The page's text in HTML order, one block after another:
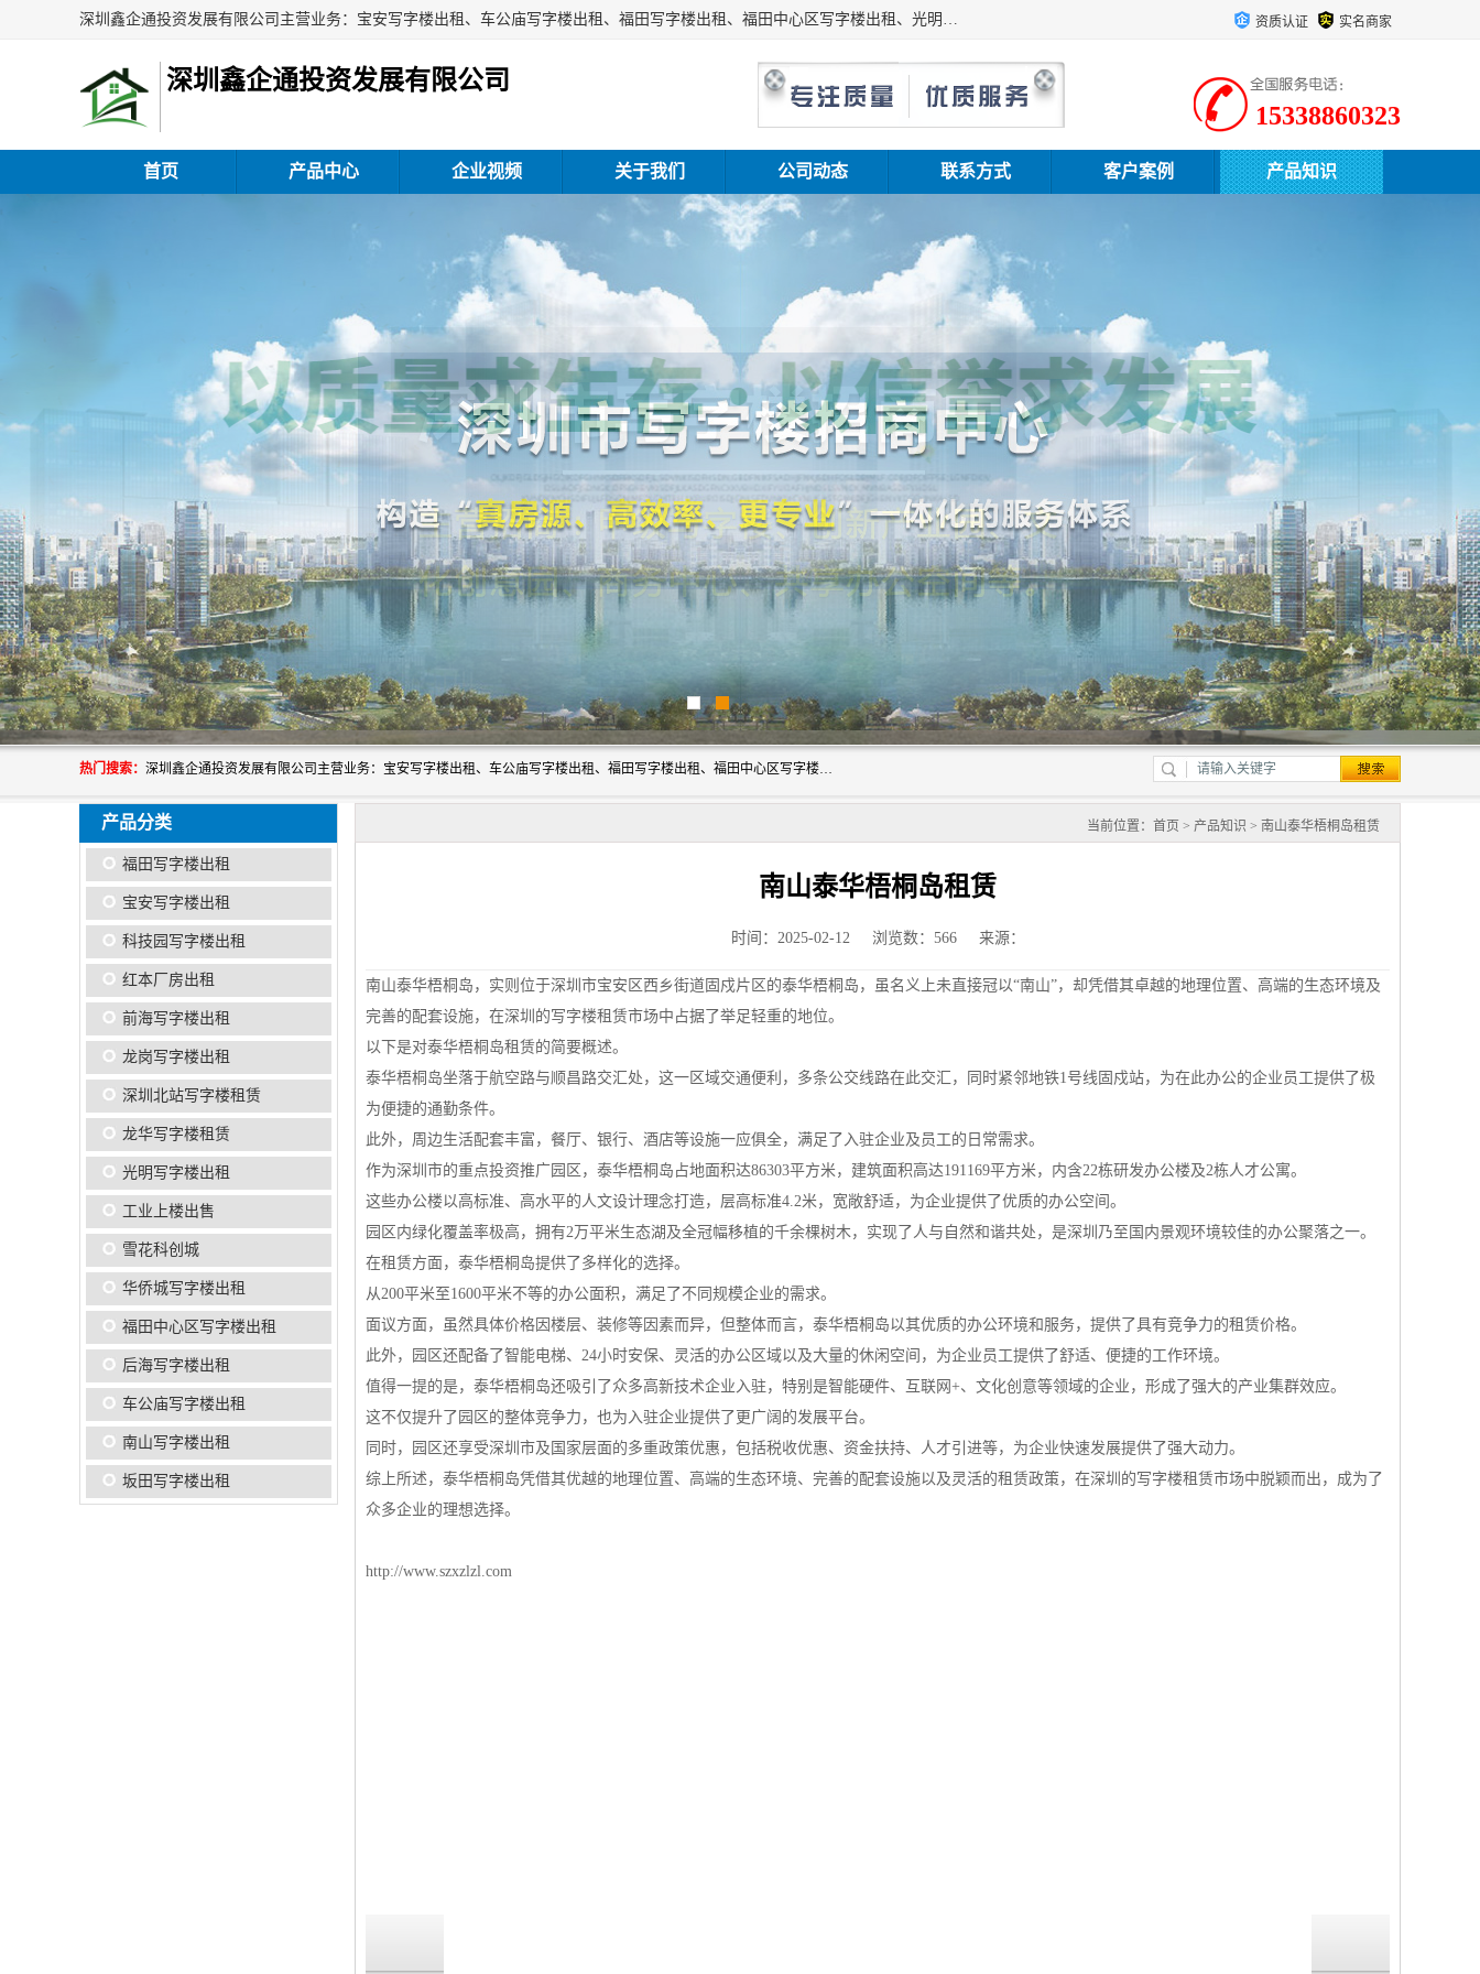
深圳鑫企通投资发展有限公司主营业务：宝安写字楼出租、车公庙写字楼出租、福田写字楼出租、福田中心区写字楼出租、光明写字楼出租、后海写字楼出租、科技园写字楼出租、南山写字楼出租等。公司专注为写字楼提供整体解决方案的化服务，依托于长期的写字楼线下运营经验和积累，以及丰富的互联网从业经验，拥有完善的服务架构体系、丰富的行业经验、与充分的销售资源。 资质认证 实名商家
深圳鑫企通投资发展有限公司
15338860323
首页 产品中心 企业视频 关于我们 公司动态 联系方式 客户案例 产品知识
热门搜索： 深圳鑫企通投资发展有限公司主营业务：宝安写字楼出租、车公庙写字楼出租、福田写字楼出租、福田中心区写字楼出租、光明写字楼出租、后海写字楼出租、科技园写字楼出租、南山写字楼出租等。公司专注为写字楼提供整体解决方案的化服务，依托于长期的写字楼线下运营经验和积累，以及丰富的互联网从业经验，拥有完善的服务架构体系、丰富的行业经验、与充分的销售资源。
产品分类
福田写字楼出租
宝安写字楼出租
科技园写字楼出租
红本厂房出租
前海写字楼出租
龙岗写字楼出租
深圳北站写字楼租赁
龙华写字楼租赁
光明写字楼出租
工业上楼出售
雪花科创城
华侨城写字楼出租
福田中心区写字楼出租
后海写字楼出租
车公庙写字楼出租
南山写字楼出租
坂田写字楼出租
当前位置： 首页 > 产品知识 > 南山泰华梧桐岛租赁
南山泰华梧桐岛租赁
时间：2025-02-12 浏览数：566 来源：
南山泰华梧桐岛，实则位于深圳市宝安区西乡街道固戍片区的泰华梧桐岛，虽名义上未直接冠以“南山”，却凭借其卓越的地理位置、高端的生态环境及
完善的配套设施，在深圳的写字楼租赁市场中占据了举足轻重的地位。
以下是对泰华梧桐岛租赁的简要概述。
泰华梧桐岛坐落于航空路与顺昌路交汇处，这一区域交通便利，多条公交线路在此交汇，同时紧邻地铁1号线固戍站，为在此办公的企业员工提供了极
为便捷的通勤条件。
此外，周边生活配套丰富，餐厅、银行、酒店等设施一应俱全，满足了入驻企业及员工的日常需求。
作为深圳市的重点投资推广园区，泰华梧桐岛占地面积达86303平方米，建筑面积高达191169平方米，内含22栋研发办公楼及2栋人才公寓。
这些办公楼以高标准、高水平的人文设计理念打造，层高标准4.2米，宽敞舒适，为企业提供了优质的办公空间。
园区内绿化覆盖率极高，拥有2万平米生态湖及全冠幅移植的千余棵树木，实现了人与自然和谐共处，是深圳乃至国内景观环境较佳的办公聚落之一。
在租赁方面，泰华梧桐岛提供了多样化的选择。
从200平米至1600平米不等的办公面积，满足了不同规模企业的需求。
面议方面，虽然具体价格因楼层、装修等因素而异，但整体而言，泰华梧桐岛以其优质的办公环境和服务，提供了具有竞争力的租赁价格。
此外，园区还配备了智能电梯、24小时安保、灵活的办公区域以及大量的休闲空间，为企业员工提供了舒适、便捷的工作环境。
值得一提的是，泰华梧桐岛还吸引了众多高新技术企业入驻，特别是智能硬件、互联网+、文化创意等领域的企业，形成了强大的产业集群效应。
这不仅提升了园区的整体竞争力，也为入驻企业提供了更广阔的发展平台。
同时，园区还享受深圳市及国家层面的多重政策优惠，包括税收优惠、资金扶持、人才引进等，为企业快速发展提供了强大动力。
综上所述，泰华梧桐岛凭借其优越的地理位置、高端的生态环境、完善的配套设施以及灵活的租赁政策，在深圳的写字楼租赁市场中脱颖而出，成为了
众多企业的理想选择。
http://www.szxzlzl.com